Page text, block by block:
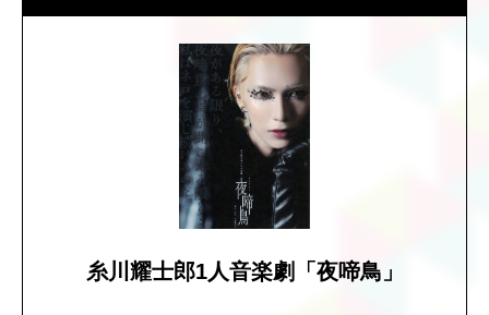
糸川耀士郎1人音楽劇「夜啼鳥」